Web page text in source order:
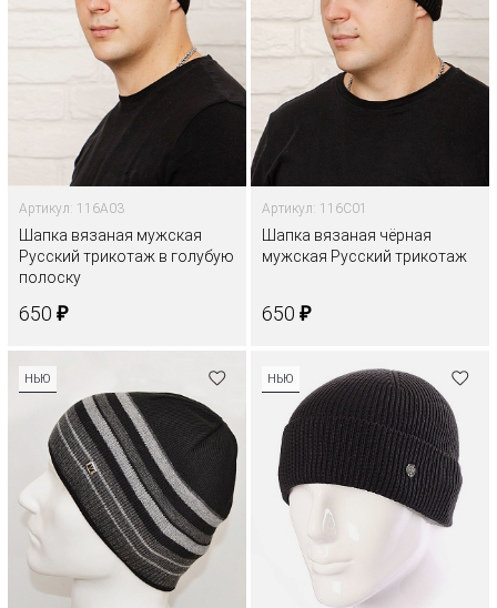
Артикул: 116A03
Шапка вязаная мужская
Русский трикотаж в голубую
полоску
650 ₽
Артикул: 116C01
Шапка вязаная чёрная
мужская Русский трикотаж
650 ₽
НЬЮ НЬЮ